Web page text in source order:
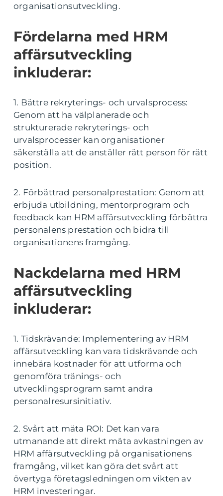
organisationsutveckling.
Fördelarna med HRM
affärsutveckling
inkluderar:
1. Bättre rekryterings- och urvalsprocess:
Genom att ha välplanerade och
strukturerade rekryterings- och
urvalsprocesser kan organisationer
säkerställa att de anställer rätt person för rätt
position.
2. Förbättrad personalprestation: Genom att
erbjuda utbildning, mentorprogram och
feedback kan HRM affärsutveckling förbättra
personalens prestation och bidra till
organisationens framgång.
Nackdelarna med HRM
affärsutveckling
inkluderar:
1. Tidskrävande: Implementering av HRM
affärsutveckling kan vara tidskrävande och
innebära kostnader för att utforma och
genomföra tränings- och
utvecklingsprogram samt andra
personalresursinitiativ.
2. Svårt att mäta ROI: Det kan vara
utmanande att direkt mäta avkastningen av
HRM affärsutveckling på organisationens
framgång, vilket kan göra det svårt att
övertyga företagsledningen om vikten av
HRM investeringar.